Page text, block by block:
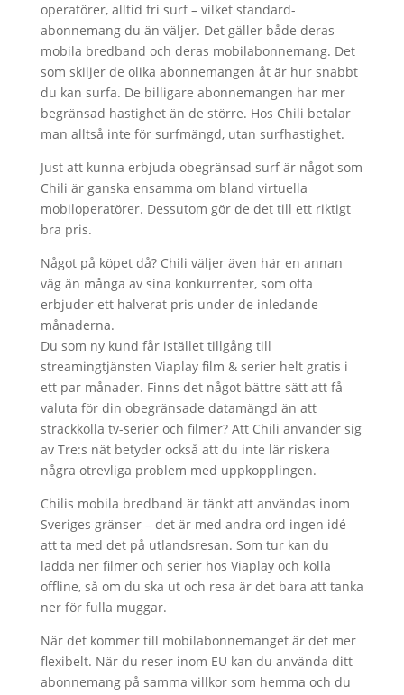
operatörer, alltid fri surf – vilket standard-
abonnemang du än väljer. Det gäller både deras
mobila bredband och deras mobilabonnemang. Det
som skiljer de olika abonnemangen åt är hur snabbt
du kan surfa. De billigare abonnemangen har mer
begränsad hastighet än de större. Hos Chili betalar
man alltså inte för surfmängd, utan surfhastighet.
Just att kunna erbjuda obegränsad surf är något som
Chili är ganska ensamma om bland virtuella
mobiloperatörer. Dessutom gör de det till ett riktigt
bra pris.
Något på köpet då? Chili väljer även här en annan
väg än många av sina konkurrenter, som ofta
erbjuder ett halverat pris under de inledande
månaderna.
Du som ny kund får istället tillgång till
streamingtjänsten Viaplay film & serier helt gratis i
ett par månader. Finns det något bättre sätt att få
valuta för din obegränsade datamängd än att
sträckkolla tv-serier och filmer? Att Chili använder sig
av Tre:s nät betyder också att du inte lär riskera
några otrevliga problem med uppkopplingen.
Chilis mobila bredband är tänkt att användas inom
Sveriges gränser – det är med andra ord ingen idé
att ta med det på utlandsresan. Som tur kan du
ladda ner filmer och serier hos Viaplay och kolla
offline, så om du ska ut och resa är det bara att tanka
ner för fulla muggar.
När det kommer till mobilabonnemanget är det mer
flexibelt. När du reser inom EU kan du använda ditt
abonnemang på samma villkor som hemma och du